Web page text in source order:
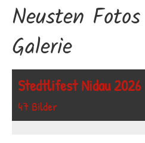
Neusten
Galerie
Stedtlifest Nidau 2026
47 Bilder